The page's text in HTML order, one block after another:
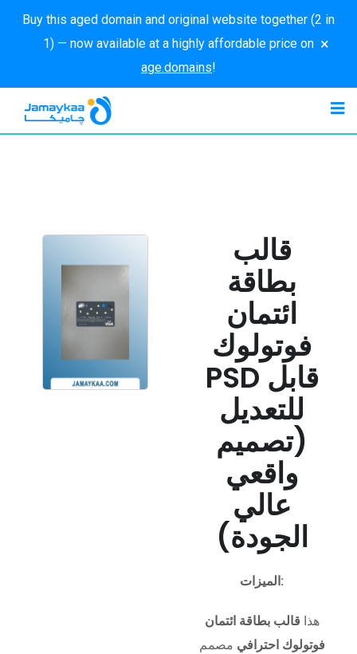
Buy this aged domain and original website together (2 in
1) — now available at a highly affordable price on
age.domains!
×
قالب
بطاقة
ائتمان
فوتولوك
PSD قابل
للتعديل
(تصميم
واقعي
عالي
الجودة)
الميزات:
هذا قالب بطاقة ائتمان
فوتولوك احترافي مصمم